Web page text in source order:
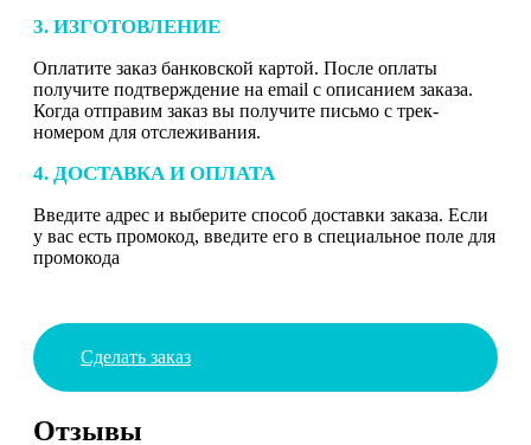
3. ИЗГОТОВЛЕНИЕ
Оплатите заказ банковской картой. После оплаты
получите подтверждение на email с описанием заказа.
Когда отправим заказ вы получите письмо с трек-
номером для отслеживания.
4. ДОСТАВКА И ОПЛАТА
Введите адрес и выберите способ доставки заказа. Если
у вас есть промокод, введите его в специальное поле для
промокода
Сделать заказ
Отзывы